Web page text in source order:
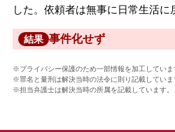
した。依頼者は無事に日常生活に
結果 事件化せず
※プライバシー保護のため一部情報を加工していま
※罪名と量刑は解決当時の法令に則り記載していま
※担当弁護士は解決当時の所属を記載しています。